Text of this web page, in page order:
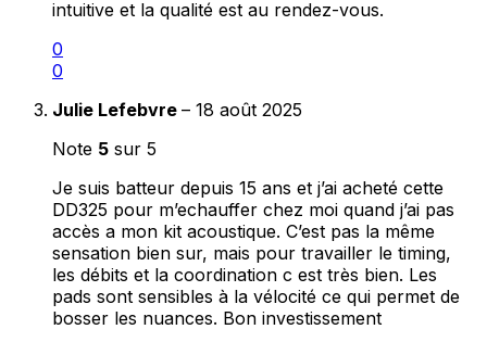
intuitive et la qualité est au rendez-vous.
0
0
Julie Lefebvre – 18 août 2025
Note 5 sur 5
Je suis batteur depuis 15 ans et j’ai acheté cette
DD325 pour m’echauffer chez moi quand j’ai pas
accès a mon kit acoustique. C’est pas la même
sensation bien sur, mais pour travailler le timing,
les débits et la coordination c est très bien. Les
pads sont sensibles à la vélocité ce qui permet de
bosser les nuances. Bon investissement